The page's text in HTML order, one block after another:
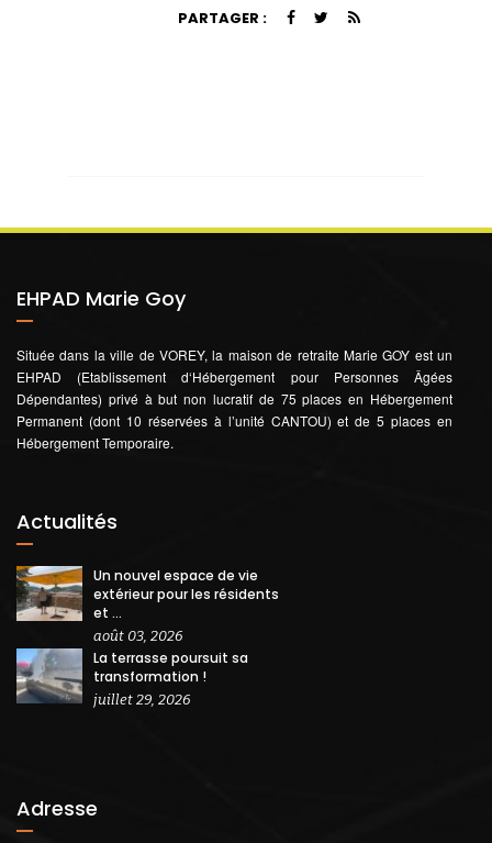
PARTAGER :
EHPAD Marie Goy
Située dans la ville de VOREY, la maison de retraite Marie GOY est un
EHPAD (Etablissement d‘Hébergement pour Personnes Âgées
Dépendantes) privé à but non lucratif de 75 places en Hébergement
Permanent (dont 10 réservées à l’unité CANTOU) et de 5 places en
Hébergement Temporaire.
Actualités
Un nouvel espace de vie
extérieur pour les résidents
et ...
août 03, 2026
La terrasse poursuit sa
transformation !
juillet 29, 2026
Adresse